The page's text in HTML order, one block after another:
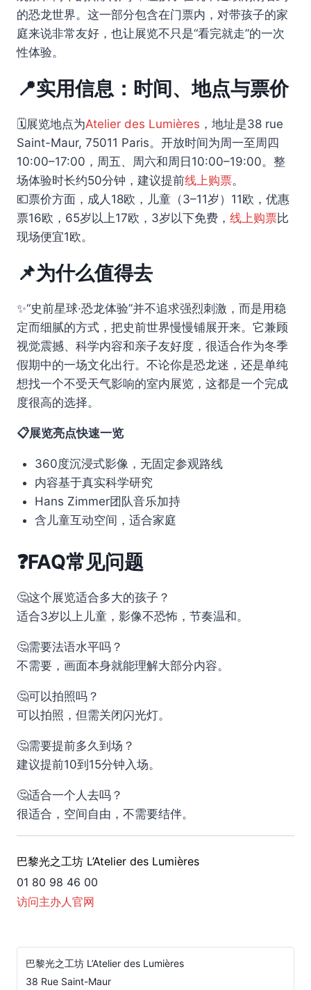
的恐龙世界。这一部分包含在门票内，对带孩子的家
庭来说非常友好，也让展览不只是“看完就走”的一次
性体验。
📍实用信息：时间、地点与票价
🗓️展览地点为Atelier des Lumières ，地址是38 rue
Saint-Maur, 75011 Paris。开放时间为周一至周四
10:00–17:00，周五、周六和周日10:00–19:00。整
场体验时长约50分钟，建议提前线上购票。
💶票价方面，成人18欧，儿童（3–11岁）11欧，优惠
票16欧，65岁以上17欧，3岁以下免费， 线上购票比
现场便宜1欧。
📌为什么值得去
✨“史前星球·恐龙体验”并不追求强烈刺激，而是用稳
定而细腻的方式，把史前世界慢慢铺展开来。它兼顾
视觉震撼、科学内容和亲子友好度，很适合作为冬季
假期中的一场文化出行。不论你是恐龙迷，还是单纯
想找一个不受天气影响的室内展览，这都是一个完成
度很高的选择。
📋展览亮点快速一览
360度沉浸式影像，无固定参观路线
内容基于真实科学研究
Hans Zimmer团队音乐加持
含儿童互动空间，适合家庭
❓FAQ常见问题
🤔这个展览适合多大的孩子？
适合3岁以上儿童，影像不恐怖，节奏温和。
🤔需要法语水平吗？
不需要，画面本身就能理解大部分内容。
🤔可以拍照吗？
可以拍照，但需关闭闪光灯。
🤔需要提前多久到场？
建议提前10到15分钟入场。
🤔适合一个人去吗？
很适合，空间自由，不需要结伴。
巴黎光之工坊 L’Atelier des Lumières
01 80 98 46 00
访问主办人官网
巴黎光之工坊 L’Atelier des Lumières
38 Rue Saint-Maur